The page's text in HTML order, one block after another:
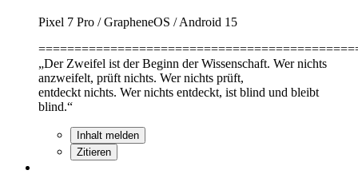
Pixel 7 Pro / GrapheneOS / Android 15
„Der Zweifel ist der Beginn der Wissenschaft. Wer nichts
anzweifelt, prüft nichts. Wer nichts prüft,
entdeckt nichts. Wer nichts entdeckt, ist blind und bleibt
blind.“
Inhalt melden
Zitieren